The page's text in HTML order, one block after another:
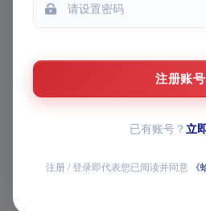
视
家
覆盖
全部
注册账号
已有账号？ 立
注册 / 登录即代表您已阅读并同意